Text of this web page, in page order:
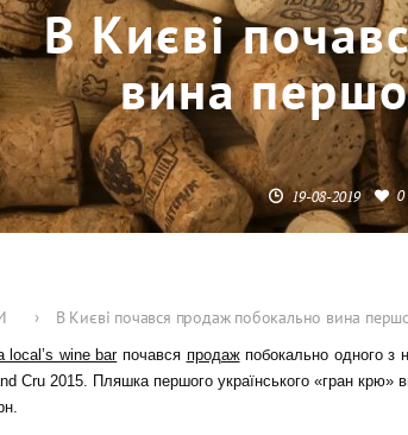
В Києві
вина
19-08-2019 0
› В Києві почався продаж побокально вина
local’s wine barпочався продажпобокально одного з
Cru 2015. Пляшка першого українського «гран крю»